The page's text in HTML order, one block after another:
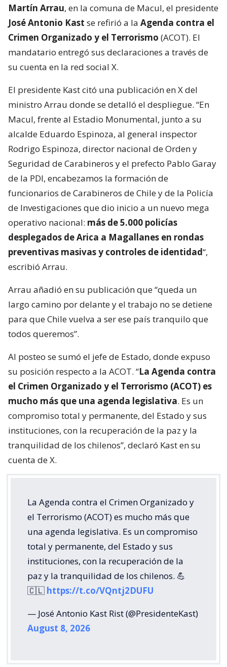
Martín Arrau, en la comuna de Macul, el presidente
José Antonio Kast se refirió a la Agenda contra el
Crimen Organizado y el Terrorismo (ACOT). El
mandatario entregó sus declaraciones a través de
su cuenta en la red social X.
El presidente Kast citó una publicación en X del
ministro Arrau donde se detalló el despliegue. “En
Macul, frente al Estadio Monumental, junto a su
alcalde Eduardo Espinoza, al general inspector
Rodrigo Espinoza, director nacional de Orden y
Seguridad de Carabineros y el prefecto Pablo Garay
de la PDI, encabezamos la formación de
funcionarios de Carabineros de Chile y de la Policía
de Investigaciones que dio inicio a un nuevo mega
operativo nacional: más de 5.000 policías
desplegados de Arica a Magallanes en rondas
preventivas masivas y controles de identidad“,
escribió Arrau.
Arrau añadió en su publicación que “queda un
largo camino por delante y el trabajo no se detiene
para que Chile vuelva a ser ese país tranquilo que
todos queremos”.
Al posteo se sumó el jefe de Estado, donde expuso
su posición respecto a la ACOT. “La Agenda contra
el Crimen Organizado y el Terrorismo (ACOT) es
mucho más que una agenda legislativa. Es un
compromiso total y permanente, del Estado y sus
instituciones, con la recuperación de la paz y la
tranquilidad de los chilenos”, declaró Kast en su
cuenta de X.
La Agenda contra el Crimen Organizado y
el Terrorismo (ACOT) es mucho más que
una agenda legislativa. Es un compromiso
total y permanente, del Estado y sus
instituciones, con la recuperación de la
paz y la tranquilidad de los chilenos. 💪
🇨🇱 https://t.co/VQntj2DUFU
— José Antonio Kast Rist (@PresidenteKast)
August 8, 2026